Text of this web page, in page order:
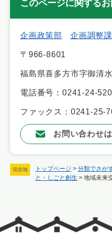
現在地 トップページ > 分類でさが
と・しごと創生 > 地域未来
このページに関する
企画政策部 企画調整課
〒966-8601
福島県喜多方市字御清
電話番号：0241-24-
ファックス：0241-25-
お問い合わせ